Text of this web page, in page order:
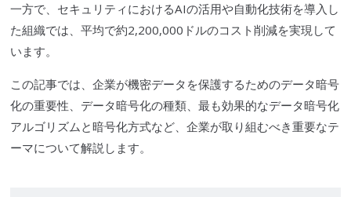
一方で、セキュリティにおけるAIの活用や自動化技術を導入し
た組織では、平均で約2,200,000ドルのコスト削減を実現して
います。
この記事では、企業が機密データを保護するためのデータ暗号
化の重要性、データ暗号化の種類、最も効果的なデータ暗号化
アルゴリズムと暗号化方式など、企業が取り組むべき重要なテ
ーマについて解説します。